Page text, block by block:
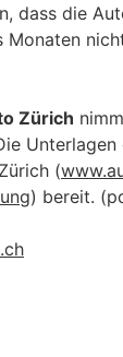
dass die
Monaten
Zürich
(
) bereit.